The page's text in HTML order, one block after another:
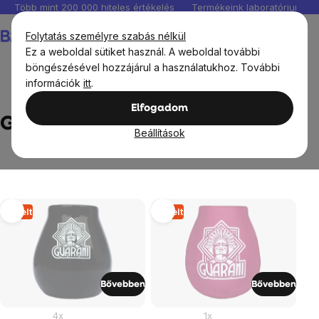
Folytatás személyre szabás nélkül
Ez a weboldal sütiket használ. A weboldal további
böngészésével hozzájárul a használatukhoz. További
információk itt.
Elfogadom
Beállítások
Ugrás
fő
tartalomhoz
Több mint 200 000 hiteles értékelés Termékeink
Guarani
Termékek
listája
Elkelt
4x
Bővebben
Elkelt
1x
Bővebben